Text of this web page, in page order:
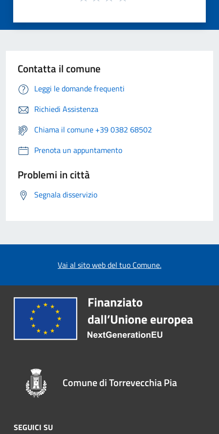
Contatta il comune
Leggi le domande frequenti
Richiedi Assistenza
Chiama il comune +39 0382 68502
Prenota un appuntamento
Problemi in città
Segnala disservizio
Vai al sito web del tuo Comune.
Comune di Torrevecchia Pia
SEGUICI SU